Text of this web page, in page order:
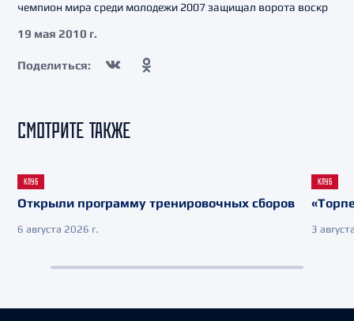
чемпион мира среди молодежи 2007 защищал ворота воскр
19 мая 2010 г.
Поделиться:
СМОТРИТЕ ТАКЖЕ
КЛУБ
Открыли программу тренировочных сборов
6 августа 2026 г.
КЛУБ
3